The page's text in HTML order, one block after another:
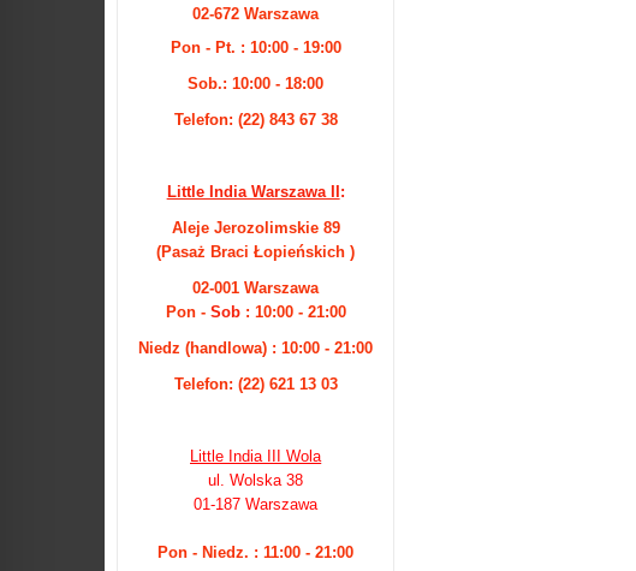
02-672 Warszawa
Pon - Pt. : 10:00 - 19:00
Sob.: 10:00 - 18:00
Telefon: (22) 843 67 38
Little India Warszawa II :
Aleje Jerozolimskie 89
(Pasaż Braci Łopieńskich )
02-001 Warszawa
Pon - Sob: 10:00 - 21:00
Niedz (handlowa) : 10:00 - 21:00
Telefon: (22) 621 13 03
Little India III Wola
ul. Wolska 38
01-187 Warszawa
Pon - Niedz. : 11:00 - 21:00